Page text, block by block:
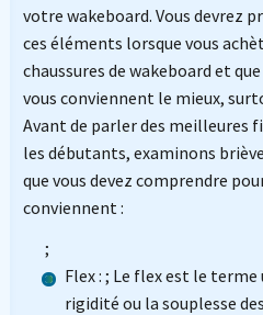
votre wakeboard. Vous devrez
ces éléments lorsque vous
chaussures de wakeboard et
vous conviennent le mieux,
Avant de parler des meilleures
les débutants, examinons
que vous devez comprendre
conviennent :
;
Flex : ; Le flex est le
rigidité ou la souplesse